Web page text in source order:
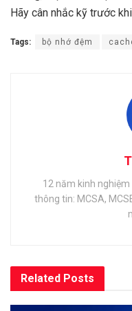
Hãy cân nhắc kỹ trước
Tags: bộ nhớ đệm
12 năm kinh
thông tin: MCSA,
Related Posts